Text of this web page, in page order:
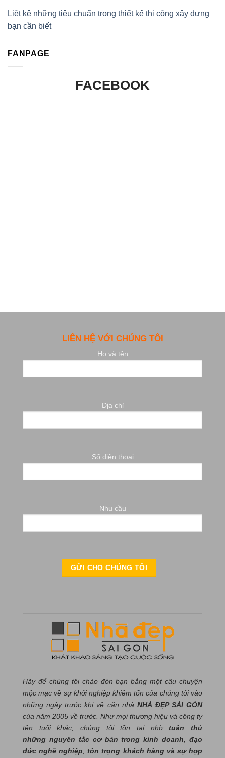
Liệt kê những tiêu chuẩn trong thiết kế thi công xây dựng
bạn cần biết
FANPAGE
FACEBOOK
LIÊN HỆ VỚI CHÚNG TÔI
Họ và tên
Địa chỉ
Số điện thoại
Nhu cầu
Hãy để chúng tôi chào đón bạn bằng một câu chuyện
mộc mạc về sự khởi nghiệp khiêm tốn của chúng tôi vào
những ngày trước khi về căn nhà NHÀ ĐẸP SÀI GÒN
của năm 2005 về trước. Như mọi thương hiệu và công ty
tên tuổi khác, chúng tôi tồn tại nhờtuân thủ
những nguyên tắc cơ bản trong kinh doanh, đạo
đức nghề nghiệp ,tôn trọng khách hàng và sự hợp